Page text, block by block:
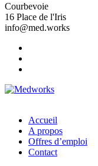
Courbevoie
16 Place de l'Iris
info@med.works
Accueil
A propos
Offres d’emploi
Contact